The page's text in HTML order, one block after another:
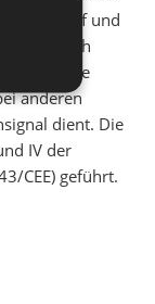
Kopf und
nach
schwarze
anderen
dient. Die
IV der
CEE) geführt.